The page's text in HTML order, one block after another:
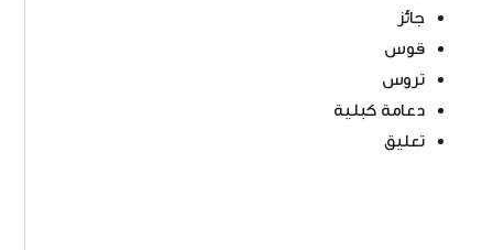
جائز
قوس
تروس
دعامة كبلية
تعليق